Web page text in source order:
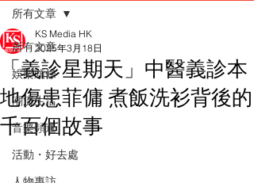
所有文章
娛樂頭條
潮流生活
音樂頻道
活動・好去處
所有文章
「義診星期天」中醫義診本
地傷患菲傭 煮飯洗衫背後的
千百個故事
KS Media HK
2025年3月18日